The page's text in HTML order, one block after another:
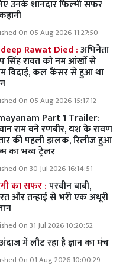
उनके शानदार फिल्मी सफर
On 05 Aug 2026 11:27:50
Rawat Died :अभिनेता
सिंह रावत को नम आंखों से
विदाई, कल कैंसर से हुआ था
On 05 Aug 2026 15:17:12
Part 1 Trailer:
राम बने रणबीर, यश के रावण
की पहली झलक, रिलीज हुआ
का भव्य ट्रेलर
On 30 Jul 2026 16:14:51
का सफर :परवीन बाबी,
और तन्हाई से भरी एक अधूरी
On 31 Jul 2026 10:20:52
में लौट रहा है ज्ञान का मंच
On 01 Aug 2026 10:00:29